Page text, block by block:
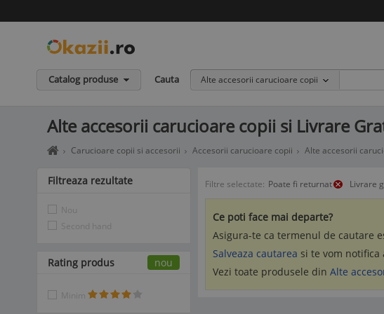
Catalog produse Cauta Alte accesorii carucioare copii
Alte accesorii carucioare copii si Livrare
Home
-
in
siguranta
vanzatori
incredere
Carucioare copii si accesorii Accesorii carucioare copii Alte accesorii
Filtre selectate: Poate fi returnat Livrare
Ce poti face mai departe?
Asigura-te ca termenul de cautare
Salveaza cautarea si te vom
Vezi toate produsele din Alte
Filtreaza rezultate
Nou
Second hand
Rating produs nou
Minim